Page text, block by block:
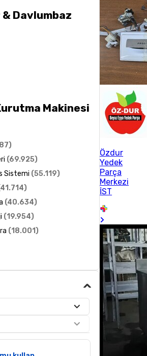
Davlumbaz
Makinesi
)
(69.925)
Sistemi (55.119)
41.714)
(40.634)
(19.954)
(18.001)
Özdur
Yedek
Parça
Merkezi
İST